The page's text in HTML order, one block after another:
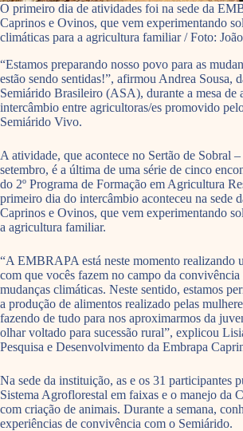
O primeiro dia de atividades foi na sede da
Caprinos e Ovinos, que vem experimentando
climáticas para a agricultura familiar / Foto:
“Estamos preparando nosso povo para as
estão sendo sentidas!”, afirmou Andrea Sousa,
Semiárido Brasileiro (ASA), durante a mesa de
intercâmbio entre agricultoras/es promovido
Semiárido Vivo.
A atividade, que acontece no Sertão de Sobral
setembro, é a última de uma série de cinco
do 2º Programa de Formação em Agricultura
primeiro dia do intercâmbio aconteceu na sede
Caprinos e Ovinos, que vem experimentando
a agricultura familiar.
“A EMBRAPA está neste momento realizando
com que vocês fazem no campo da
mudanças climáticas. Neste sentido, estamos
a produção de alimentos realizado pelas
fazendo de tudo para nos aproximarmos da
olhar voltado para sucessão rural”, explicou
Pesquisa e Desenvolvimento da Embrapa
Na sede da instituição, as e os 31 participantes
Sistema Agroflorestal em faixas e o manejo da
com criação de animais. Durante a semana,
experiências de convivência com o Semiárido.